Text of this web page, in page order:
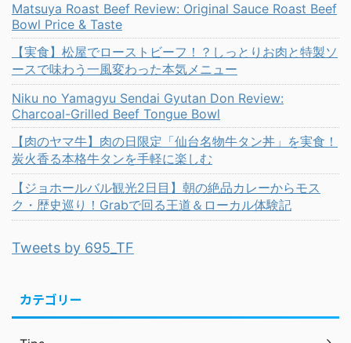
Matsuya Roast Beef Review: Original Sauce Roast Beef
Bowl Price & Taste
【実食】松屋でローストビーフ！？しっとりお肉と特製ソ
ースで味わう一風変わった本気メニュー
Niku no Yamagyu Sendai Gyutan Don Review:
Charcoal-Grilled Beef Tongue Bowl
【肉のヤマ牛】肉の日限定「仙台名物牛タン丼」を実食！
炭火香る本格牛タンを手軽に楽しむ
【ジョホールバル観光2日目】朝の絶品カレーからモス
ク・歴史巡り！Grabで回る王道＆ローカル体験記
Tweets by 695_TF
カテゴリー